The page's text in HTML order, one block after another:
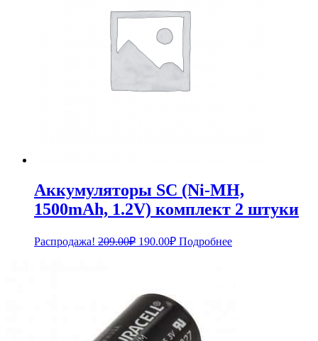
Аккумуляторы SC (Ni-MH,
1500mAh, 1.2V) комплект 2 штуки
Распродажа! 209.00₽ Первоначальная
190.00₽Текущая
цена:
Подробнее